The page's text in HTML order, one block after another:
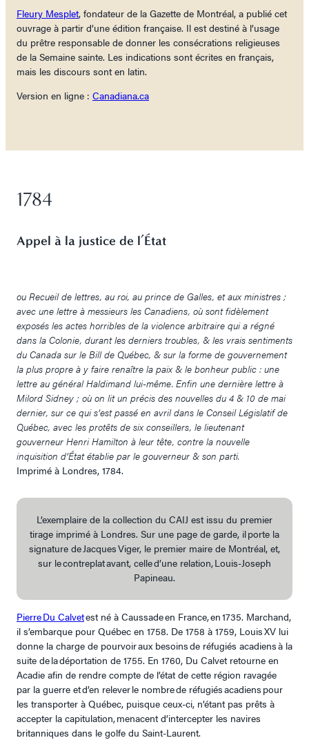
Fleury Mesplet, fondateur de la Gazette de Montréal, a publié cet
ouvrage à partir d’une édition française. Il est destiné à l’usage
du prêtre responsable de donner les consécrations religieuses
de la Semaine sainte. Les indications sont écrites en français,
mais les discours sont en latin.
Version en ligne : Canadiana.ca
1784
Appel à la justice de l’État
ou Recueil de lettres, au roi, au prince de Galles, et aux ministres ;
avec une lettre à messieurs les Canadiens, où sont fidèlement
exposés les actes horribles de la violence arbitraire qui a régné
dans la Colonie, durant les derniers troubles, & les vrais sentiments
du Canada sur le Bill de Québec, & sur la forme de gouvernement
la plus propre à y faire renaître la paix & le bonheur public : une
lettre au général Haldimand lui-même. Enfin une dernière lettre à
Milord Sidney ; où on lit un précis des nouvelles du 4 & 10 de mai
dernier, sur ce qui s’est passé en avril dans le Conseil Législatif de
Québec, avec les protêts de six conseillers, le lieutenant
gouverneur Henri Hamilton à leur tête, contre la nouvelle
inquisition d’État établie par le gouverneur & son parti.
Imprimé à Londres, 1784.
L’exemplaire de la collection du CAIJ est issu du premier
tirage imprimé à Londres. Sur une page de garde, il porte la
signature de Jacques Viger, le premier maire de Montréal, et,
sur le contreplat avant, celle d’une relation, Louis-Joseph
Papineau.
Pierre Du Calvetest né à Caussade en France, en 1735. Marchand,
il s’embarque pour Québec en 1758. De 1758 à 1759, Louis XV lui
donne la charge de pourvoir aux besoins de réfugiés acadiens à la
suite de la déportation de 1755. En 1760, Du Calvet retourne en
Acadie afin de rendre compte de l’état de cette région ravagée
par la guerre et d’en relever le nombre de réfugiés acadiens pour
les transporter à Québec, puisque ceux-ci, n’étant pas prêts à
accepter la capitulation, menacent d’intercepter les navires
britanniques dans le golfe du Saint-Laurent.